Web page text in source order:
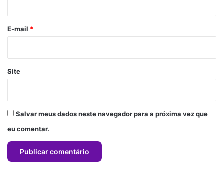
*
E-mail *
Site
Salvar meus dados neste navegador para a próxima vez que
eu comentar.